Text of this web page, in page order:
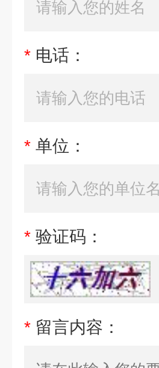
* 电话：
* 单位：
* 验证码：
* 留言内容：